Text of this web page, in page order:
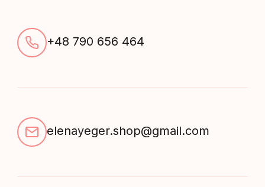
+48 790 656 464
elenayeger.shop@gmail.com